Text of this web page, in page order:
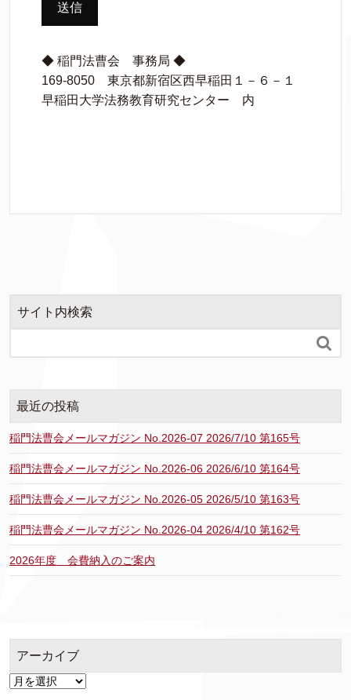
◆ 稲門法曹会 事務局 ◆
169-8050 東京都新宿区西早稲田１－６－１
早稲田大学法務教育研究センター 内
サイト内検索

最近の投稿
稲門法曹会メールマガジン No.2026-07 2026/7/10 第165号
稲門法曹会メールマガジン No.2026-06 2026/6/10 第164号
稲門法曹会メールマガジン No.2026-05 2026/5/10 第163号
稲門法曹会メールマガジン No.2026-04 2026/4/10 第162号
2026年度 会費納入のご案内
アーカイブ
ア